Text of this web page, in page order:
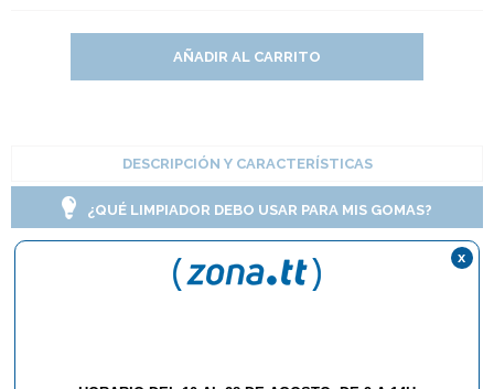
AÑADIR AL CARRITO
DESCRIPCIÓN Y CARACTERÍSTICAS
¿QUÉ LIMPIADOR DEBO USAR PARA MIS GOMAS?
Limpiador der-
x